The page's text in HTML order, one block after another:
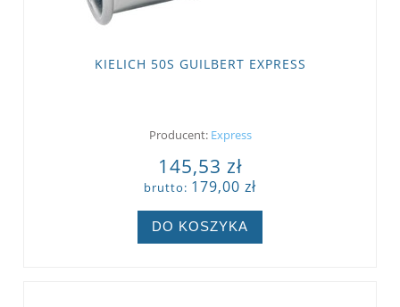
KIELICH 50S GUILBERT EXPRESS
Producent: Express
145,53 zł
brutto: 179,00 zł
DO KOSZYKA